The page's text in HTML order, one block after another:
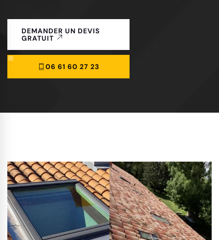
DEMANDER UN DEVIS
GRATUIT
06 61 60 27 23